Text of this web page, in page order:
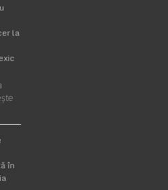
la
în